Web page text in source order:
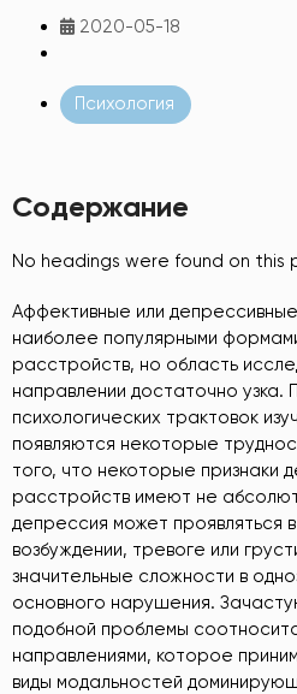
2020-05-18
Психология
Содержание
No headings were found on this
Аффективные или
наиболее популярными
расстройств, но область
направлении достаточно узка.
психологических трактовок
появляются некоторые
того, что некоторые признаки
расстройств имеют не
депрессия может проявляться
возбуждении, тревоге или
значительные сложности в
основного нарушения.
подобной проблемы
направлениями, которое
виды модальностей